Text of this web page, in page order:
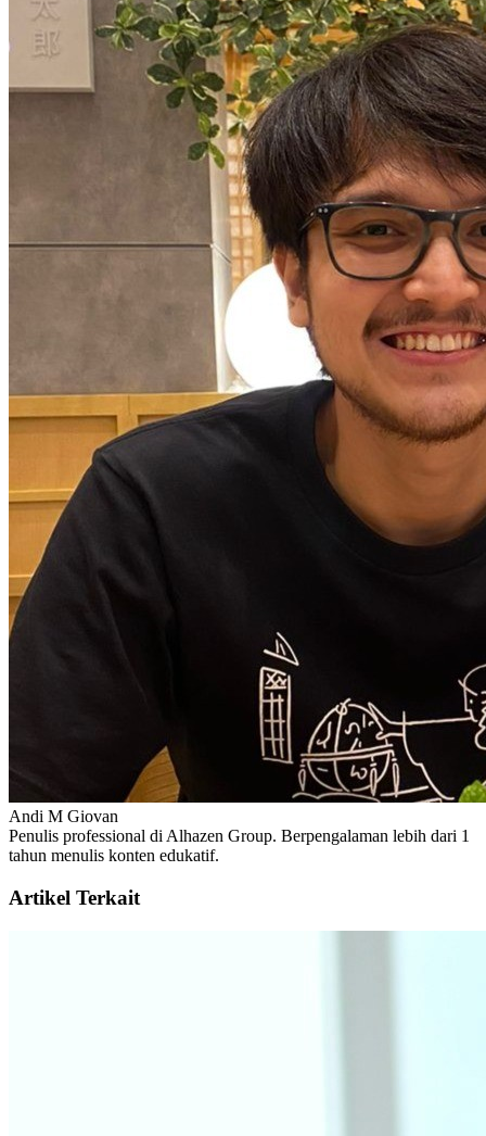
Andi M Giovan
Penulis professional di Alhazen Group. Berpengalaman lebih dari 1
tahun menulis konten edukatif.
Artikel Terkait